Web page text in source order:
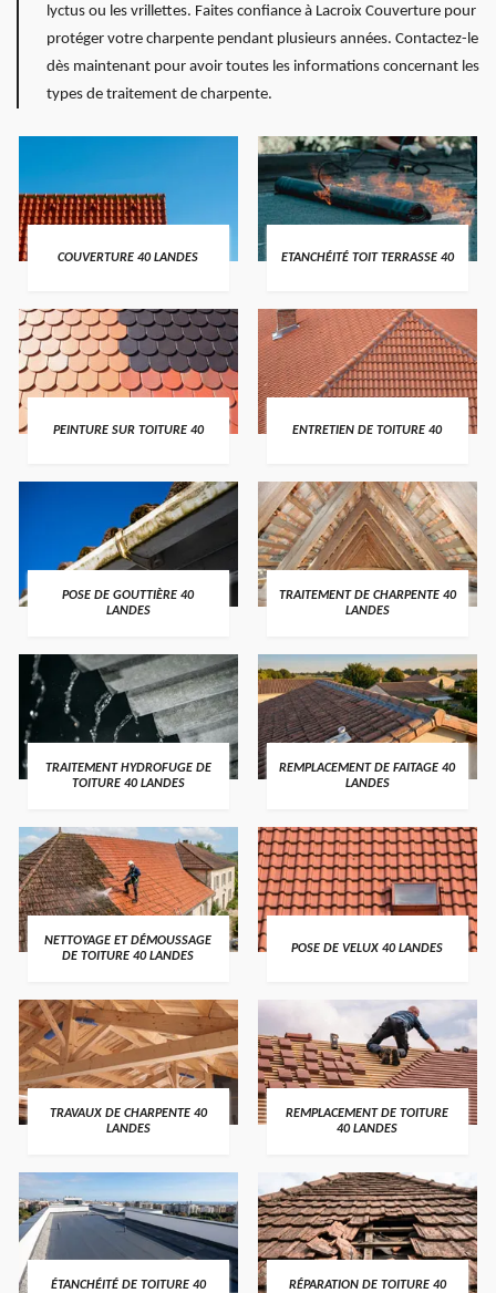
lyctus ou les vrillettes. Faites confiance à Lacroix Couverture pour
protéger votre charpente pendant plusieurs années. Contactez-le
dès maintenant pour avoir toutes les informations concernant les
types de traitement de charpente.
COUVERTURE 40 LANDES ETANCHÉITÉ TOIT TERRASSE 40
PEINTURE SUR TOITURE 40 ENTRETIEN DE TOITURE 40
POSE DE GOUTTIÈRE 40
LANDES
TRAITEMENT DE CHARPENTE 40
LANDES
TRAITEMENT HYDROFUGE DE
TOITURE 40 LANDES
REMPLACEMENT DE FAITAGE 40
LANDES
NETTOYAGE ET DÉMOUSSAGE
DE TOITURE 40 LANDES
POSE DE VELUX 40 LANDES
TRAVAUX DE CHARPENTE 40
LANDES
REMPLACEMENT DE TOITURE
40 LANDES
ÉTANCHÉITÉ DE TOITURE 40
RÉPARATION DE TOITURE 40